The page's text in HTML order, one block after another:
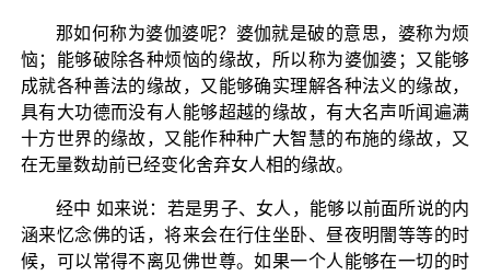
那如何称为婆伽婆呢？婆伽就是破的意思，婆称为烦
恼；能够破除各种烦恼的缘故，所以称为婆伽婆；又能够
成就各种善法的缘故，又能够确实理解各种法义的缘故，
具有大功德而没有人能够超越的缘故，有大名声听闻遍满
十方世界的缘故，又能作种种广大智慧的布施的缘故，又
在无量数劫前已经变化舍弃女人相的缘故。
经中 如来说：若是男子、女人，能够以前面所说的内
涵来忆念佛的话，将来会在行住坐卧、昼夜明闇等等的时
候，可以常得不离见佛世尊。如果一个人能够在一切的时